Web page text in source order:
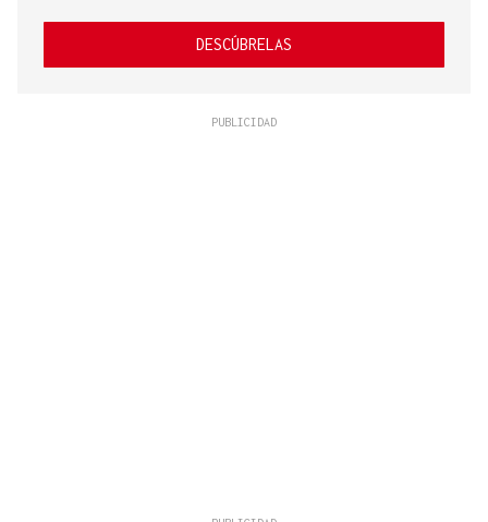
DESCÚBRELAS